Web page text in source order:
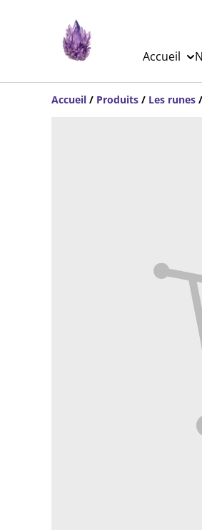
Accueil
Accueil / Produits / Les runes /